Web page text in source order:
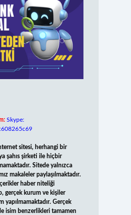
Skype:
sitesi, herhangi bir
şahıs şirketi ile hiçbir
Sitede yalnızca
makaleler paylaşılmaktadır.
haber niteliği
gerçek kurum ve kişiler
yapılmamaktadır. Gerçek
isim benzerlikleri tamamen